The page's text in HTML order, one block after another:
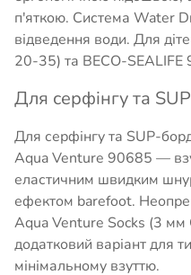
п'яткою. Система Water
відведення води. Для
20-35) та BECO-
Для серфінгу та SUP
Для серфінгу та SUP-
Aqua Venture 90685 —
еластичним швидким
ефектом barefoot.
Aqua Venture Socks (3
додатковий варіант для
мінімальному взуттю.